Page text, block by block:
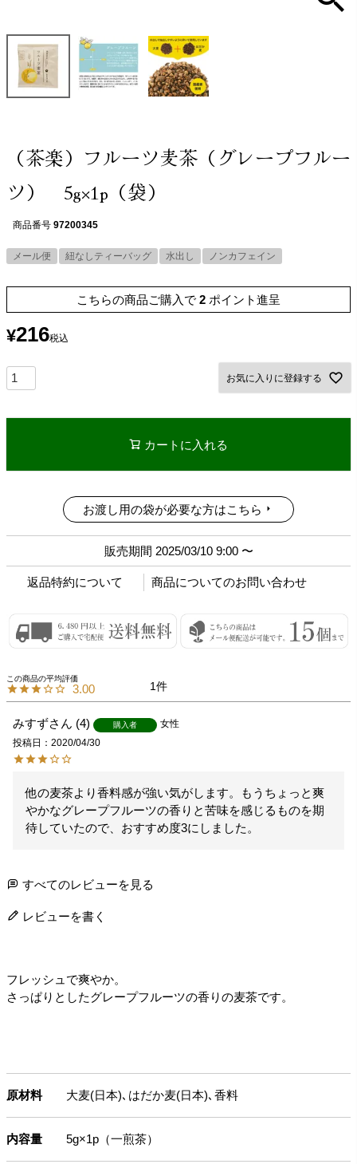
（茶楽）フルーツ麦茶（グレープフルー
ツ） 5g×1p（袋）
商品番号 97200345
メール便 紐なしティーバッグ 水出し ノンカフェイン
こちらの商品ご購入で 2 ポイント進呈
¥216税込
お気に入りに登録する
カートに入れる
お渡し用の袋が必要な方はこちら
販売期間 2025/03/10 9:00 〜
返品特約について 商品についてのお問い合わせ
3.00 1
みすず 4 購入者
女性
投稿日
2020/04/30
他の麦茶より香料感が強い気がします。もうちょっと爽
やかなグレープフルーツの香りと苦味を感じるものを期
待していたので、おすすめ度3にしました。
すべてのレビューを見る
レビューを書く
フレッシュで爽やか。
さっぱりとしたグレープフルーツの香りの麦茶です。
原材料 大麦(日本)､はだか麦(日本)､香料
内容量 5g×1p（一煎茶）